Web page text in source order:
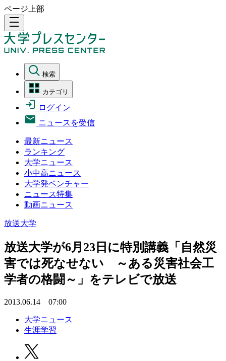
ページ上部
density_medium
検索
カテゴリ
ログイン
ニュースを受信
最新ニュース
ランキング
大学ニュース
小中高ニュース
大学発ベンチャー
ニュース特集
動画ニュース
放送大学
放送大学が6月23日に特別講義「自然災
害では死なせない ～ある災害社会工
学者の格闘～」をテレビで放送
2013.06.14 07:00
大学ニュース
生涯学習